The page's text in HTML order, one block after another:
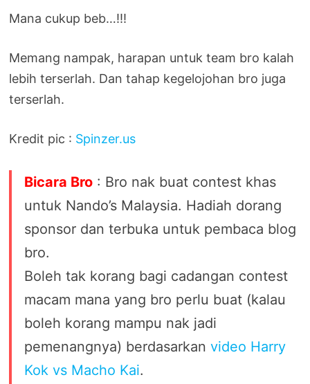
Mana cukup beb…!!!
Memang nampak, harapan untuk team bro kalah
lebih terserlah. Dan tahap kegelojohan bro juga
terserlah.
Kredit pic : Spinzer.us
Bicara Bro : Bro nak buat contest khas
untuk Nando’s Malaysia. Hadiah dorang
sponsor dan terbuka untuk pembaca blog
bro.
Boleh tak korang bagi cadangan contest
macam mana yang bro perlu buat (kalau
boleh korang mampu nak jadi
pemenangnya) berdasarkanvideo Harry
Kok vs Macho Kai.